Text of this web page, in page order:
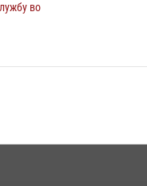
во
генерала армии